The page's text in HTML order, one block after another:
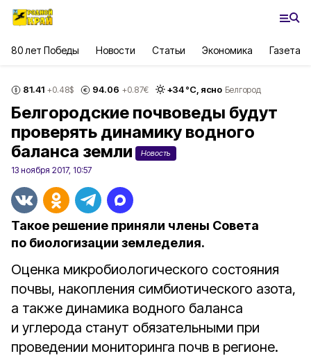
80 лет Победы Новости Статьи Экономика Газета
81.41 +0.48$ 94.06 +0.87€ +34°С, ясно Белгород
Белгородские почвоведы будут
проверять динамику водного
баланса земли
Новость
13 ноября 2017, 10:57
Такое решение приняли члены Совета
по биологизации земледелия.
Оценка микробиологического состояния
почвы, накопления симбиотического азота,
а также динамика водного баланса
и углерода станут обязательными при
проведении мониторинга почв в регионе.